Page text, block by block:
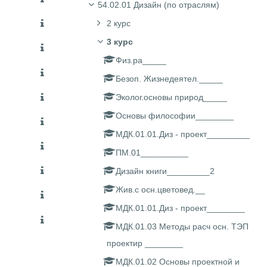
54.02.01 Дизайн (по отраслям)
2 курс
3 курс
Физ.ра_____
Безоп. Жизнедеятел._____
Эколог.основы природ_____
Основы философии________
МДК.01.01.Диз - проект_________
ПМ.01__________
Дизайн книги_________2
Жив.с осн.цветовед.__
МДК.01.01.Диз - проект________
МДК.01.03 Методы расч осн. ТЭП
проектир ________
МДК.01.02 Основы проектной и